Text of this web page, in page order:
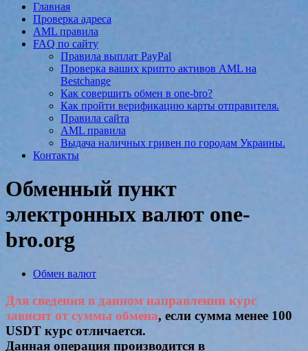
Главная
Проверка адреса
AML правила
FAQ по сайту
Правила выплат PayPal
Проверка ваших крипто активов AML на
Bestchange
Как совершить обмен в one-bro?
Как пройти верификацию карты отправителя.
Правила сайта
AML правила
Выдача наличных гривен по городам Украины.
Контакты
Обменный пункт
электронных валют one-
bro.org
Обмен валют
Для сведения в данном направлении курс
зависит от суммы обмена, если сумма менее 100
USDT курс отличается.
Данная операция производится в